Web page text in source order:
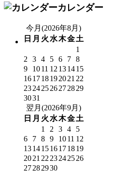
カレンダー
今月(2026年8月)
日 月 火 水木金土
1
2
3 4 5 6 7 8
9
1011 12 131415
161718192021 22
23242526272829
3031
翌月(2026年9月)
日 月 火 水木金土
1
2 3 4
5
6
7 8 9 1011 12
13141516171819
2021 22 23242526
27282930